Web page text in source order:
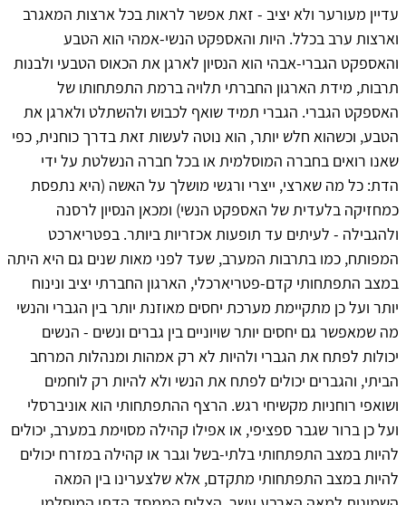
עדיין מעורער ולא יציב - זאת אפשר לראות בכל ארצות המאגרב
וארצות ערב בכלל. היות והאספקט הנשי-אמהי הוא הטבע
והאספקט הגברי-אבהי הוא הנסיון לארגן את הכאוס הטבעי ולבנות
תרבות, מידת הארגון החברתי תלויה ברמת התפתחותו של
האספקט הגברי. הגברי תמיד שואף לכבוש ולהשתלט ולארגן את
הטבע, וכשהוא חלש יותר, הוא נוטה לעשות זאת בדרך כוחנית, כפי
שאנו רואים בחברה המוסלמית או בכל חברה הנשלטת על ידי
הדת: כל מה שארצי, ייצרי ורגשי מושלך על האשה (היא נתפסת
כמחזיקה בלעדית של האספקט הנשי) ומכאן הנסיון לרסנה
ולהגבילה - לעיתים עד תופעות אכזריות ביותר. בפטריארכט
המפותח, כמו בתרבות המערב, שעד לפני מאות שנים גם היא היתה
במצב התפתחותי קדם-פטריארכלי, הארגון החברתי יציב ונינוח
יותר ועל כן מתקיימת מערכת יחסים מאוזנת יותר בין הגברי והנשי
מה שמאפשר גם יחסים יותר שויוניים בין גברים ונשים - הנשים
יכולות לפתח את הגברי ולהיות לא רק אמהות ומנהלות המרחב
הביתי, והגברים יכולים לפתח את הנשי ולא להיות רק לוחמים
ושואפי רוחניות מקשיחי רגש. הרצף ההתפתחותי הוא אוניברסלי
ועל כן ברור שגבר ספציפי, או אפילו קהילה מסוימת במערב, יכולים
להיות במצב התפתחותי בלתי-בשל וגבר או קהילה במזרח יכולים
להיות במצב התפתחותי מתקדם, אלא שלצערינו בין המאה